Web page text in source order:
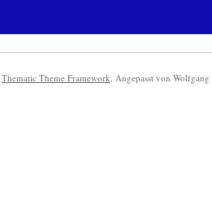
Thematic Theme Framework. Angepasst von